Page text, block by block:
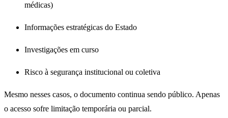
médicas)
Informações estratégicas do Estado
Investigações em curso
Risco à segurança institucional ou coletiva
Mesmo nesses casos, o documento continua sendo público. Apenas
o acesso sofre limitação temporária ou parcial.